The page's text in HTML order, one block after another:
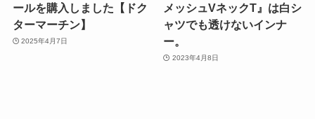
ールを購入しました【ドク
ターマーチン】
2025年4月7日
メッシュVネックT』は白シ
ャツでも透けないインナ
ー。
2023年4月8日